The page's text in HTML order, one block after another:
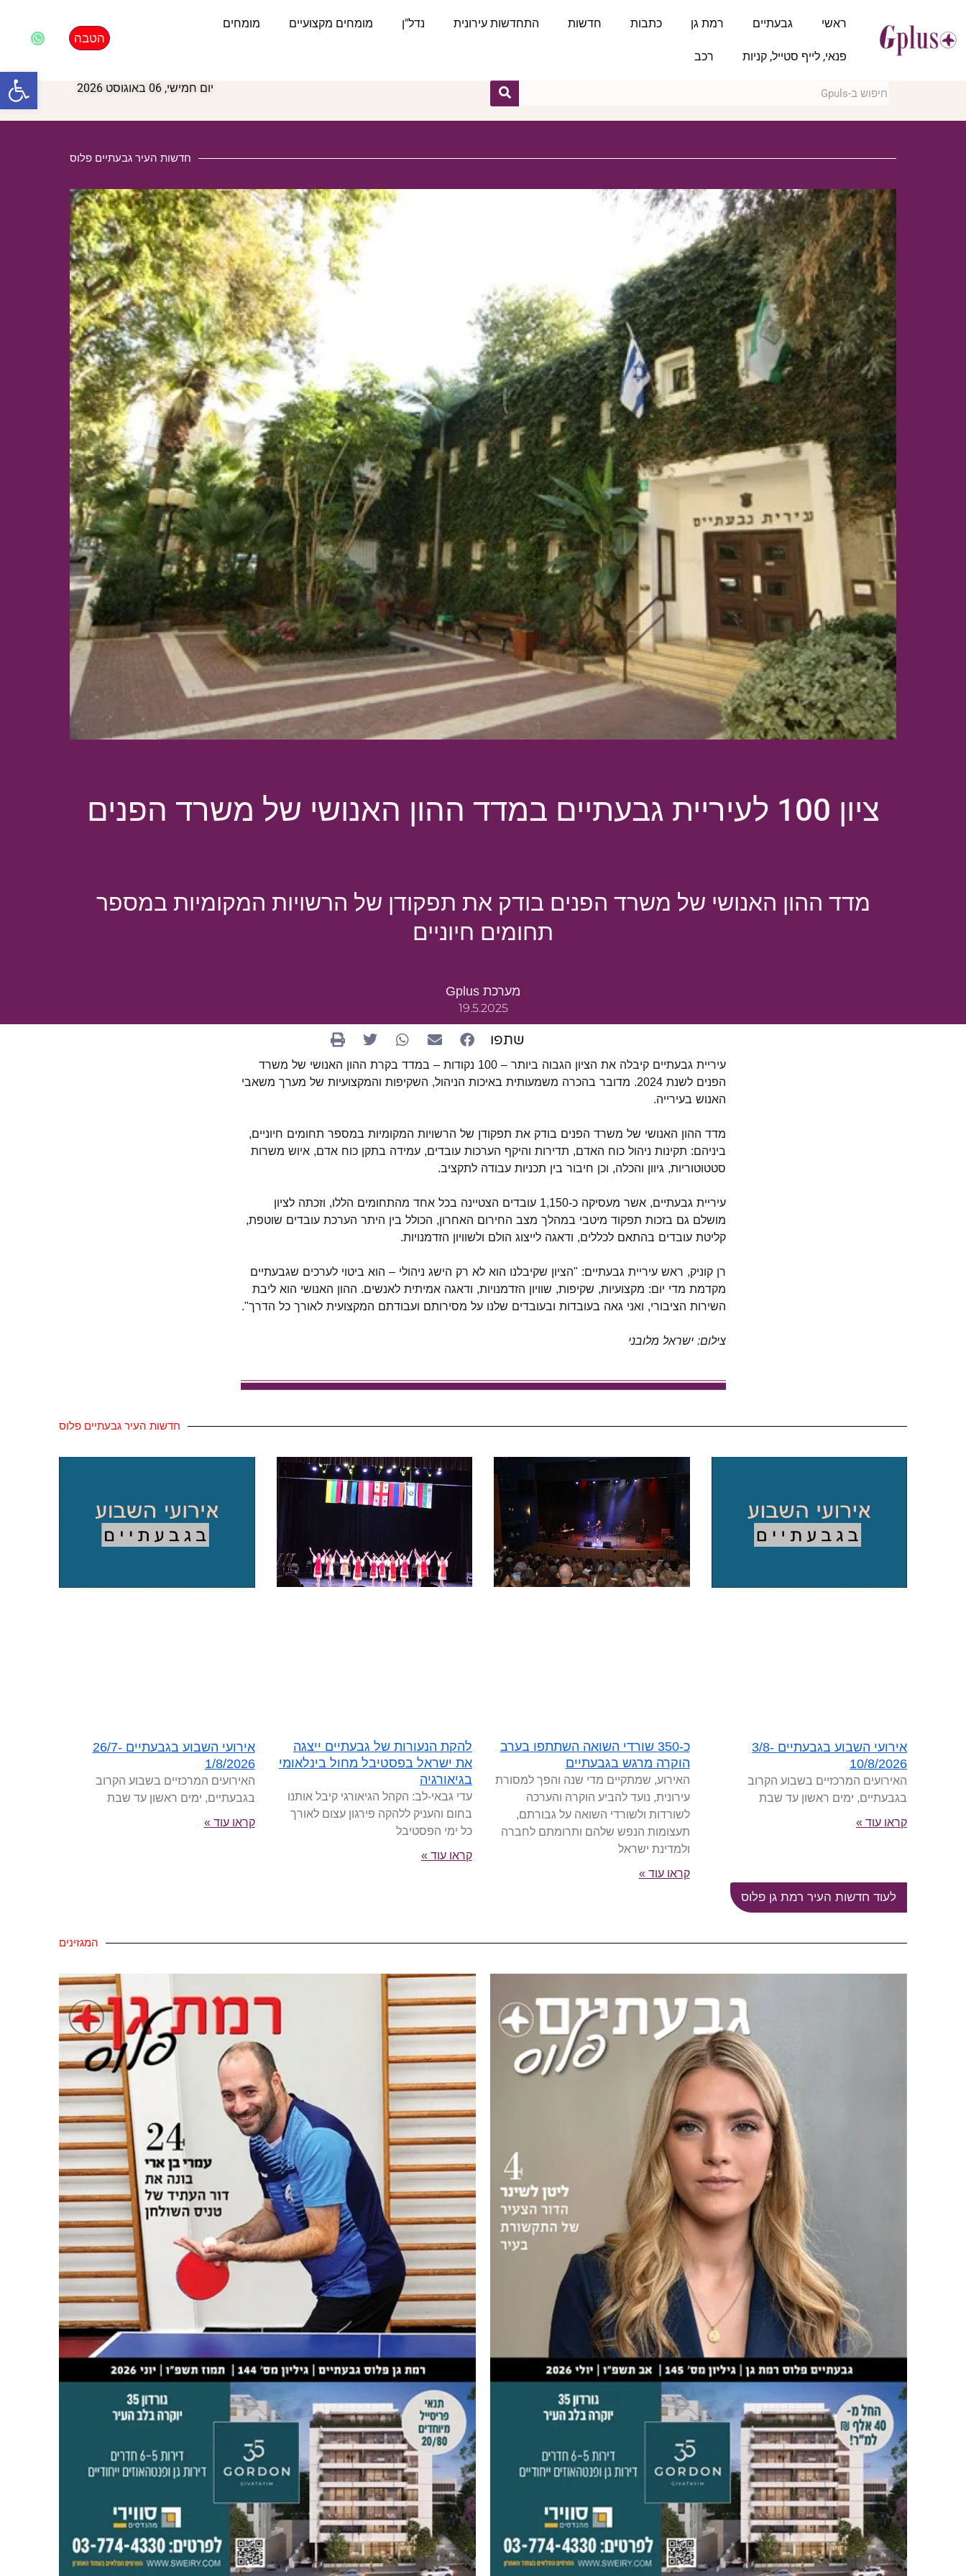
ראשי גבעתיים רמת גן כתבות חדשות התחדשות עירונית נדל"ן מומחים מקצועיים מומחים
פנאי, לייף סטייל, קניות רכב
הטבה
יום חמישי, 06 באוגוסט 2026
חדשות העיר גבעתיים פלוס
ציון 100 לעיריית גבעתיים במדד ההון האנושי של משרד הפנים
מדד ההון האנושי של משרד הפנים בודק את תפקודן של הרשויות המקומיות במספר
תחומים חיוניים
מערכת Gplus
19.5.2025
שתפו
עיריית גבעתיים קיבלה את הציון הגבוה ביותר – 100 נקודות – במדד בקרת ההון האנושי של משרד
הפנים לשנת 2024. מדובר בהכרה משמעותית באיכות הניהול, השקיפות והמקצועיות של מערך משאבי
האנוש בעירייה.
מדד ההון האנושי של משרד הפנים בודק את תפקודן של הרשויות המקומיות במספר תחומים חיוניים,
ביניהם: תקינות ניהול כוח האדם, תדירות והיקף הערכות עובדים, עמידה בתקן כוח אדם, איוש משרות
סטטוטוריות, גיוון והכלה, וכן חיבור בין תכניות עבודה לתקציב.
עיריית גבעתיים, אשר מעסיקה כ-1,150 עובדים הצטיינה בכל אחד מהתחומים הללו, וזכתה לציון
מושלם גם בזכות תפקוד מיטבי במהלך מצב החירום האחרון, הכולל בין היתר הערכת עובדים שוטפת,
קליטת עובדים בהתאם לכללים, ודאגה לייצוג הולם ולשוויון הזדמנויות.
רן קוניק, ראש עיריית גבעתיים: "הציון שקיבלנו הוא לא רק הישג ניהולי – הוא ביטוי לערכים שגבעתיים
מקדמת מדי יום: מקצועיות, שקיפות, שוויון הזדמנויות, ודאגה אמיתית לאנשים. ההון האנושי הוא ליבת
השירות הציבורי, ואני גאה בעובדות ובעובדים שלנו על מסירותם ועבודתם המקצועית לאורך כל הדרך."
צילום: ישראל מלובני
חדשות העיר גבעתיים פלוס
אירועי השבוע בגבעתיים 3/8-
10/8/2026
האירועים המרכזיים בשבוע הקרוב
בגבעתיים, ימים ראשון עד שבת
קראו עוד »
כ-350 שורדי השואה השתתפו בערב
הוקרה מרגש בגבעתיים
האירוע, שמתקיים מדי שנה והפך למסורת
עירונית, נועד להביע הוקרה והערכה
לשורדות ולשורדי השואה על גבורתם,
תעצומות הנפש שלהם ותרומתם לחברה
ולמדינת ישראל
קראו עוד »
להקת הנעורות של גבעתיים ייצגה
את ישראל בפסטיבל מחול בינלאומי
בגיאורגיה
עדי גבאי-לב: הקהל הגיאורגי קיבל אותנו
בחום והעניק ללהקה פירגון עצום לאורך
כל ימי הפסטיבל
קראו עוד »
אירועי השבוע בגבעתיים 26/7-
1/8/2026
האירועים המרכזיים בשבוע הקרוב
בגבעתיים, ימים ראשון עד שבת
קראו עוד »
לעוד חדשות העיר רמת גן פלוס
המגזינים
פתח